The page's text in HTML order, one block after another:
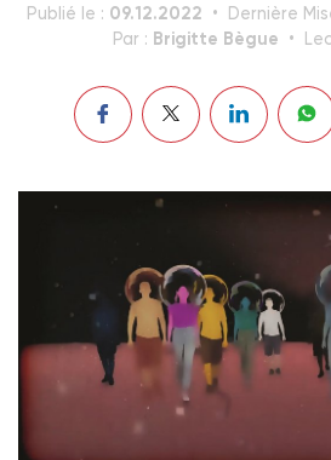
Publié le : 09.12.2022 Dernière
Par : Brigitte Bègue